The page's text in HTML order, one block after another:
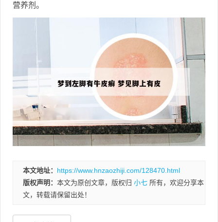
营养剂。
本文地址： https://www.hnzaozhiji.com/128470.html
版权声明： 本文为原创文章，版权归 小七 所有，欢迎分享本
文，转载请保留出处！